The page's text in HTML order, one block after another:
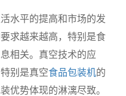
平的提高和市场的发
求越来越高，特别是食
相关。真空技术的应
别是真空食品包装机的
优势体现的淋漓尽致。